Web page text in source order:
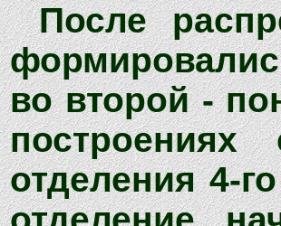
После
во второй -
отделения 4-